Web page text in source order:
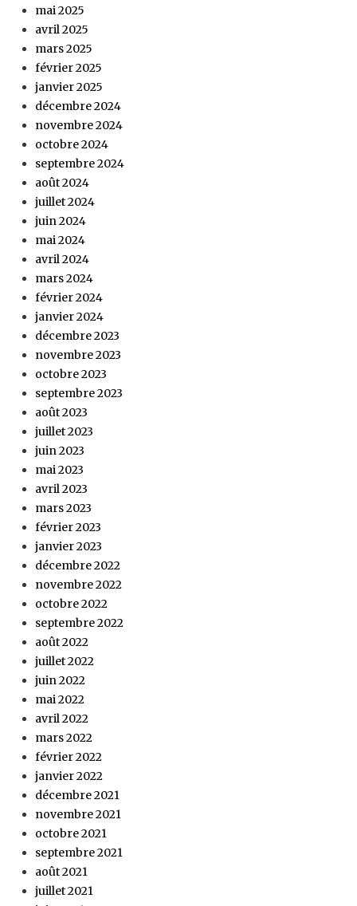
mai 2025
avril 2025
mars 2025
février 2025
janvier 2025
décembre 2024
novembre 2024
octobre 2024
septembre 2024
août 2024
juillet 2024
juin 2024
mai 2024
avril 2024
mars 2024
février 2024
janvier 2024
décembre 2023
novembre 2023
octobre 2023
septembre 2023
août 2023
juillet 2023
juin 2023
mai 2023
avril 2023
mars 2023
février 2023
janvier 2023
décembre 2022
novembre 2022
octobre 2022
septembre 2022
août 2022
juillet 2022
juin 2022
mai 2022
avril 2022
mars 2022
février 2022
janvier 2022
décembre 2021
novembre 2021
octobre 2021
septembre 2021
août 2021
juillet 2021